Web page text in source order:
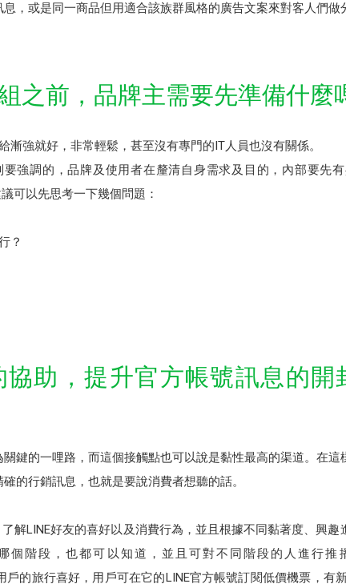
，或是同一商品但用適合該族群風格的廣告文案來對客人們做
之前，品牌主需要先準備什麼
漸強就好，非常輕鬆，甚至沒有專門的IT人員也沒有關係。
強調的，品牌及使用者在釐清自身需求及目的，內部要先
可以先思考一下幾個問題：
？
協助，提升官方帳號訊息的開
鍵的一哩路，而這個接觸點也可以說是黏性最高的渠道。在這
的行銷訊息，也就是要說消費者想聽的話。
解LINE好友的喜好以及消費行為，並且根據不同黏著度、興趣
個階段，也都可以知道，並且可對不同階段的人進行推
的旅行喜好，用戶可在它的LINE官方帳號訂閱低價機票，有